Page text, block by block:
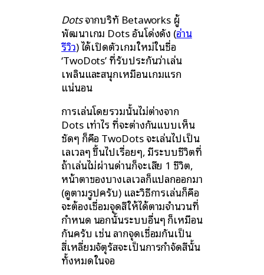
Dotsจากบริษัท Betaworks ผู้
พัฒนาเกม Dots อันโด่งดัง (อ่าน
รีวิว) ได้เปิดตัวเกมใหม่ในชื่อ
‘TwoDots’ ที่รับประกันว่าเล่น
เพลินและสนุกเหมือนเกมแรก
แน่นอน
การเล่นโดยรวมนั้นไม่ต่างจาก
Dots เท่าไร ที่จะต่างกันแบบเห็น
ชัดๆ ก็คือ TwoDots จะเล่นไปเป็น
เลเวลๆ ขึ้นไปเรื่อยๆ, มีระบบชีวิตที่
ถ้าเล่นไม่ผ่านด่านก็จะเสีย 1 ชีวิต,
หน้าตาของบางเลเวลก็แปลกออกมา
(ดูตามรูปครับ) และวิธีการเล่นก็คือ
จะต้องเชื่อมจุดสีให้ได้ตามจำนวนที่
กำหนด นอกนั้นระบบอื่นๆ ก็เหมือน
กันครับ เช่น ลากจุดเชื่อมกันเป็น
สี่เหลี่ยมจัตุรัสจะเป็นการกำจัดสีนั้น
ทั้งหมดในจอ